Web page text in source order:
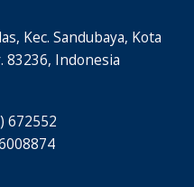
Kec. Sandubaya, Kota
83236, Indonesia
672552